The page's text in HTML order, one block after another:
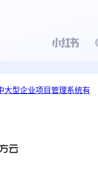
大型企业项目管理系统有